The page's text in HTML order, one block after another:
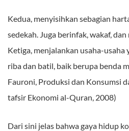
Kedua, menyisihkan sebagian
sedekah. Juga berinfak, wakaf,
Ketiga, menjalankan usaha-usaha
riba dan batil, baik berupa benda
Fauroni, Produksi dan Konsumsi
tafsir Ekonomi al-Quran, 2008)
Dari sini jelas bahwa gaya hidup